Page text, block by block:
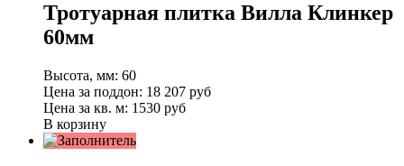
Тротуарная плитка Вилла Клинкер
60мм
Высота, мм: 60
Цена за поддон: 18 207 руб
Цена за кв. м: 1530 руб
В корзину